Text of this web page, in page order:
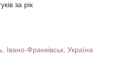
за рік
Івано-Франківськ, Україна